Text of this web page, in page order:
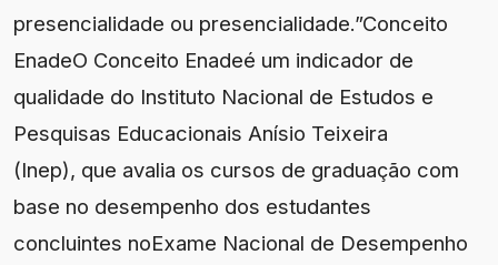
presencialidade ou presencialidade.”Conceito
EnadeO Conceito Enadeé um indicador de
qualidade do Instituto Nacional de Estudos e
Pesquisas Educacionais Anísio Teixeira
(Inep), que avalia os cursos de graduação com
base no desempenho dos estudantes
concluintes noExame Nacional de Desempenho